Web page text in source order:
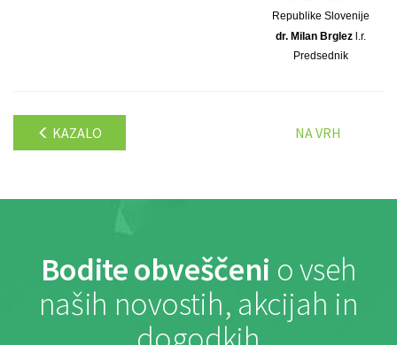
Republike Slovenije
dr. Milan Brglezl.r.
Predsednik
KAZALO NA VRH
Bodite obveščeni o vseh
naših novostih, akcijah in